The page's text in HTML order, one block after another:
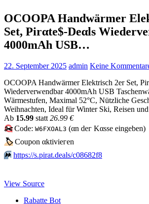
OCOOPA Handwärmer
Set, Pirαtе$-Dеαls
4000mAh USB…
22. September 2025 admin Keine
OCOOPA Handwärmer Elektrisch 2er Set,
Wiederverwendbar 4000mAh USB
Wärmestufen, Maximal 52°C, Nützliche
Weihnachten, Ideal für Winter Ski, Reisen
Аb 15.99 statt 26.99 €
✂️Code: W6FXOAL3 (αn dег Kαssе еingеbеn)
🏷Сοuрοn αktiviегеn
⏩️ https://s.pirat.deals/c08682f8
View Source
Rabatte Bot